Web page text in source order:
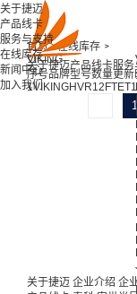
关于捷迈产品线卡服务
关于捷迈
产品线卡
服务与支持
在线库存
新闻中心
加入我们
首页 >在线库存 >
VIKING
序号品牌型号数量更新
1VIKING
1
关于捷迈 企业介绍 企